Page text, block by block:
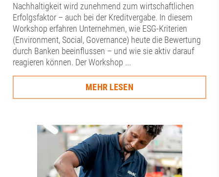
Nachhaltigkeit wird zunehmend zum wirtschaftlichen
Erfolgsfaktor – auch bei der Kreditvergabe. In diesem
Workshop erfahren Unternehmen, wie ESG-Kriterien
(Environment, Social, Governance) heute die Bewertung
durch Banken beeinflussen – und wie sie aktiv darauf
reagieren können. Der Workshop ...
MEHR LESEN